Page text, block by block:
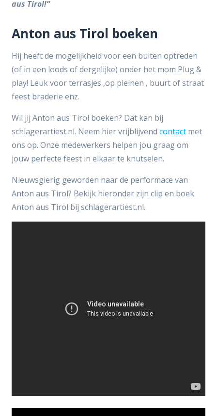
aus Tirol!”
Anton aus Tirol boeken
Hij heeft de mogelijkheid voor een buiten optreden
(of in een loods of dergelijke) onder het mom Plug &
play! Leuk voor terrasjes ,op pleinen , buurt of straat
feest braderie enz.
Wil jij Anton aus Tirol boeken? Dat kan bij
schlagerartiest.nl. Neem hier vrijblijvend contact met
ons op. Onze medewerkers helpen jou graag om
jouw perfecte feest in elkaar te knutselen.
Nieuwsgierig geworden naar de performace van
Anton aus Tirol? Bekijk hieronder zijn clip en boek
Anton aus Tirol bij schlagerartiest.nl.